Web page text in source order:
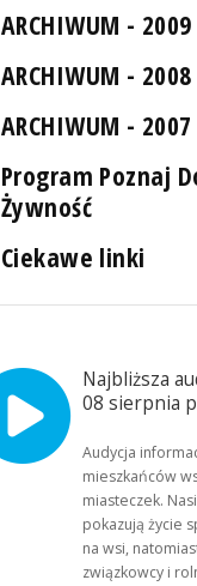
ARCHIWUM - 2009
ARCHIWUM - 2008
ARCHIWUM - 2007
Program Poznaj
Żywność
Ciekawe linki
Najbliższa
08 sierpnia
Audycja
mieszkańców
miasteczek.
pokazują życie
na wsi,
związkowcy i